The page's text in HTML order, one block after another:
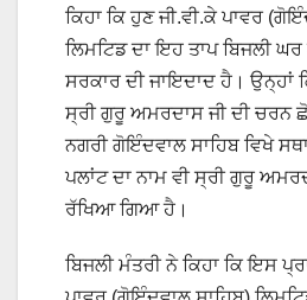
ਕਿਹਾ ਕਿ ਹੁਣ ਜੀ.ਵੀ.ਕੇ ਪਾਵਰ
ਲਿਮਟਿਡ ਦਾ ਇਹ ਤਾਪ ਬਿਜਲੀ ਘਰ
ਸਰਕਾਰ ਦੀ ਜਾਇਦਾਦ ਹੈ। ਉਨ੍ਹਾਂ
ਸ੍ਰੀ ਗੁਰੂ ਅਮਰਦਾਸ ਜੀ ਦੀ ਚਰਨ
ਨਗਰੀ ਗੋਇੰਦਵਾਲ ਸਾਹਿਬ ਵਿਖੇ
ਪਲਾਂਟ ਦਾ ਨਾਮ ਵੀ ਸ੍ਰੀ ਗੁਰੂ
ਰੱਖਿਆ ਗਿਆ ਹੈ।
ਬਿਜਲੀ ਮੰਤਰੀ ਨੇ ਕਿਹਾ ਕਿ ਇਸ